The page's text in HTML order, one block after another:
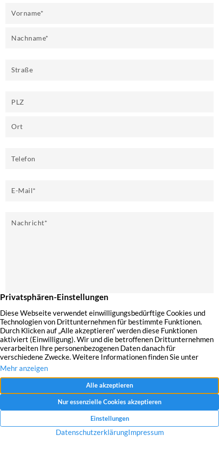
Vorname*
Nachname*
Straße
PLZ
Ort
Telefon
E-Mail*
Nachricht*
Mit dem Absenden Ihrer Anfrage erklären Sie sich mit der Erfassung, Speicherung
und Verwendung Ihrer angegebenen Daten zum Zweck der Bearbeitung Ihrer
Datenschutzerklärung und Widerrufshinweise